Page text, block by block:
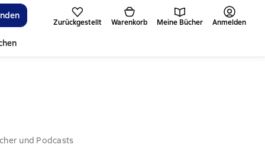
Zurückgestellt Warenkorb Meine Bücher Anmelden
und Podcasts